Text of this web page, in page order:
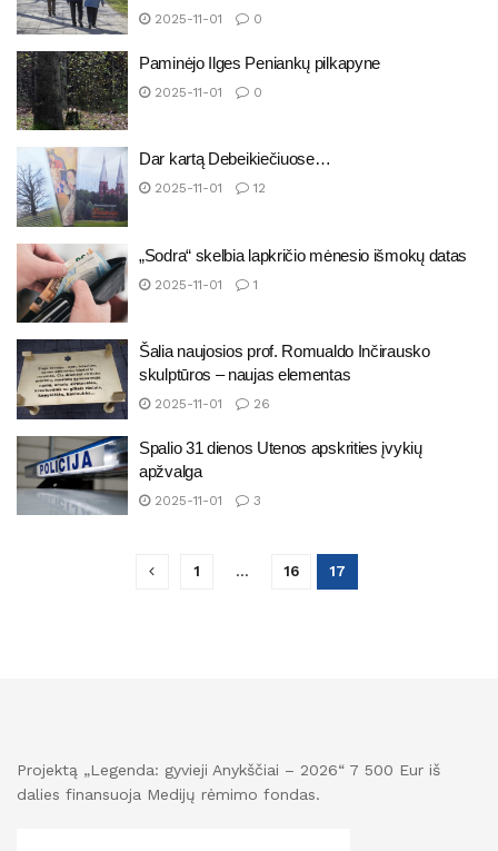
2025-11-01 0
Paminėjo Ilges Peniankų pilkapyne
2025-11-01 0
Dar kartą Debeikiečiuose…
2025-11-01 12
„Sodra“ skelbia lapkričio mėnesio išmokų datas
2025-11-01 1
Šalia naujosios prof. Romualdo Inčirausko
skulptūros – naujas elementas
2025-11-01 26
Spalio 31 dienos Utenos apskrities įvykių
apžvalga
2025-11-01 3
1 … 16 17
Projektą „Legenda: gyvieji Anykščiai – 2026“ 7 500 Eur iš
dalies finansuoja Medijų rėmimo fondas.